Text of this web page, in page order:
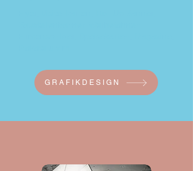
GRAFIKDESIGN